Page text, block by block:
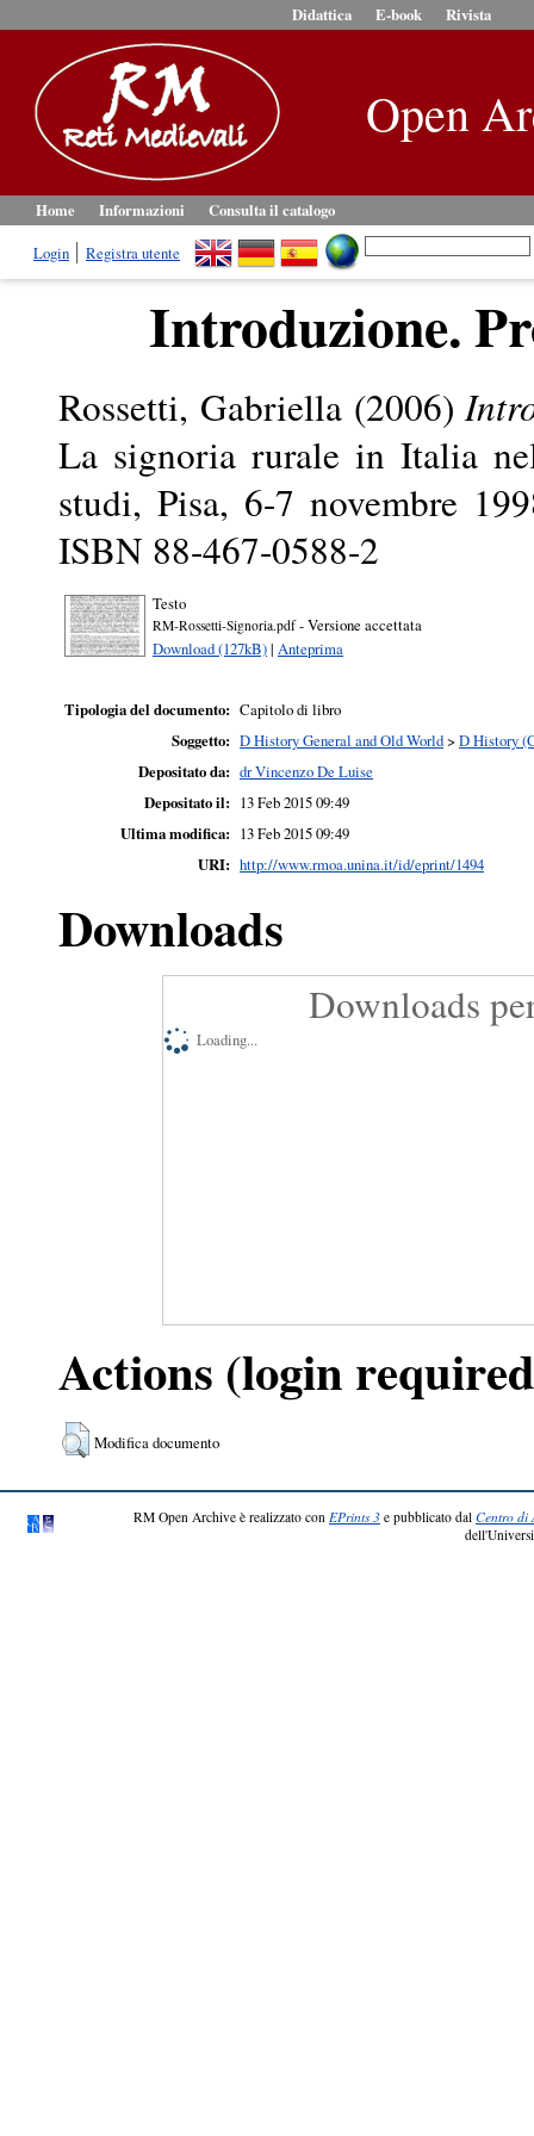
Didattica E-book Rivista
Open
Home Informazioni
Consulta il catalogo
Login
Registra utente
Introduzione.
Rossetti, Gabriella(2006)
La signoria rurale in Italia
studi, Pisa, 6-7 novembre
ISBN 88-467-0588-2
Testo
RM-Rossetti-Signoria.pdf- Versione accettata
Download (127kB)| Anteprima
Tipologia del documento: Capitolo di libro
Soggetto: D History General and Old World> D History
Depositato da: dr Vincenzo De Luise
Depositato il: 13 Feb 2015 09:49
Ultima modifica: 13 Feb 2015 09:49
URI: http://www.rmoa.unina.it/id/eprint/1494
Downloads
Downloads
Loading...
Actions (login
Modifica documento
RM Open Archive è realizzato con EPrints 3 e pubblicato dal Centro di